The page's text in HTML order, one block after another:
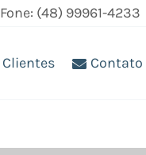
Fone: (48) 99961-4233
Clientes Contato